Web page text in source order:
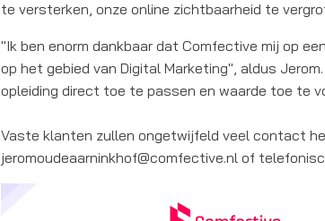
te versterken, onze online zichtbaarheid te
"Ik ben enorm dankbaar dat Comfective mij op
op het gebied van Digital Marketing", aldus
opleiding direct toe te passen en waarde toe te
Vaste klanten zullen ongetwijfeld veel contact
jeromoudeaarninkhof@comfective.nl of